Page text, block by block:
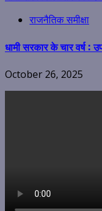
राजनैतिक समीक्षा
धामी सरकार के चार वर्ष :
October 26, 2025